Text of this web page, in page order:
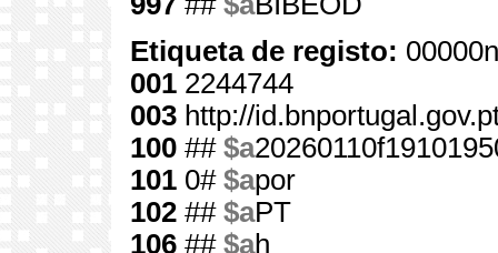
Etiqueta de registo:
001 2244744
003 http://
100 ## $a
101 0# $apor
102 ## $aPT
106 ## $ah